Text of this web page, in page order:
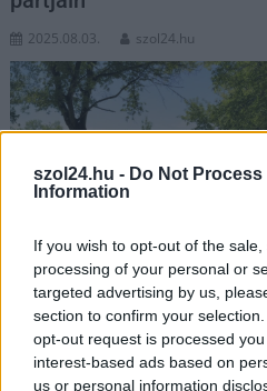
szol24.hu - Do Not Process
Information
If you wish to opt-out of the
processing of your personal or
targeted advertising by us,
section to confirm your
opt-out request is processed
interest-based ads based on
us or personal information
2025.08.03. szol24.hu
felelősségteljesen él hobbijának,
tartották be az előírásokat.
TOVÁBB OLVASOM